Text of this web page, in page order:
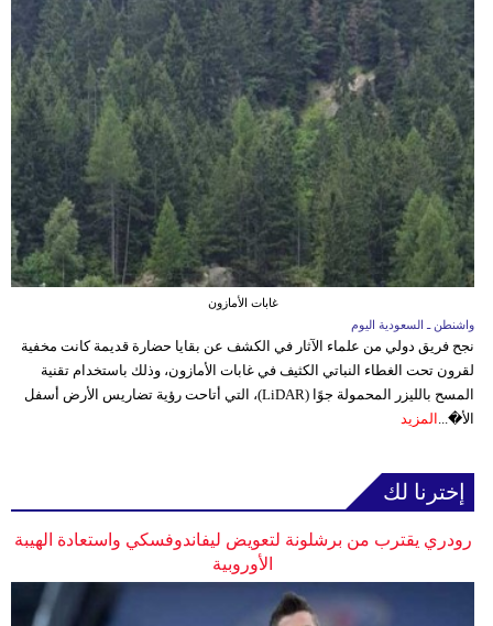
غابات الأمازون
واشنطن ـ السعودية اليوم
نجح فريق دولي من علماء الآثار في الكشف عن بقايا حضارة قديمة كانت مخفية
لقرون تحت الغطاء النباتي الكثيف في غابات الأمازون، وذلك باستخدام تقنية
المسح بالليزر المحمولة جوًا (LiDAR)، التي أتاحت رؤية تضاريس الأرض أسفل
الأ�... المزيد
إخترنا لك
رودري يقترب من برشلونة لتعويض ليفاندوفسكي واستعادة الهيبة
الأوروبية